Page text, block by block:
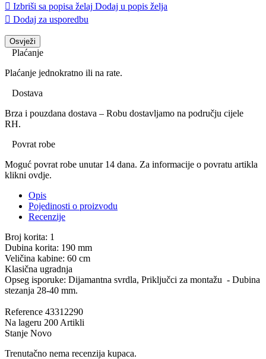
 Izbriši sa popisa želaj Dodaj u popis želja
 Dodaj za usporedbu
Plaćanje
Plaćanje jednokratno ili na rate.
Dostava
Brza i pouzdana dostava – Robu dostavljamo na području cijele
RH.
Povrat robe
Moguć povrat robe unutar 14 dana. Za informacije o povratu artikla
klikni ovdje.
Opis
Pojedinosti o proizvodu
Recenzije
Broj korita: 1
Dubina korita: 190 mm
Veličina kabine: 60 cm
Klasična ugradnja
Opseg isporuke: Dijamantna svrdla, Priključci za montažu - Dubina
stezanja 28-40 mm.
Reference 43312290
Na lageru 200 Artikli
Stanje Novo
Trenutačno nema recenzija kupaca.